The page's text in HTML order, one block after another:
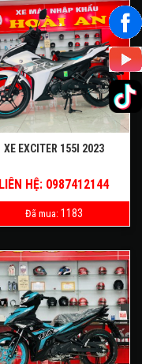
XE EXCITER 155I 2023
LIÊN HỆ: 0987412144
Đã mua: 1183